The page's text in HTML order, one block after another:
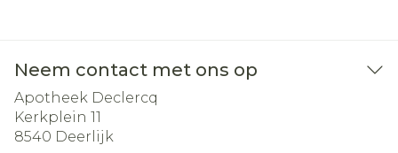
Neem contact met ons op
Apotheek Declercq
Kerkplein 11
8540 Deerlijk